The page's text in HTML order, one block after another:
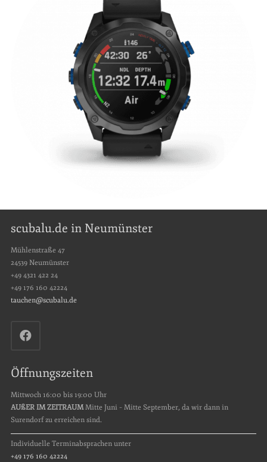
scubalu.de in Neumünster
Mühlenstraße 47
24539 Neumünster
+49 4321 422 24
+49 176 160 42224
tauchen@scubalu.de
Öffnungszeiten
Mittwoch 16:00 bis 19:00 Uhr
AUßER IM ZEITRAUMMitte Juni – Mitte September, da wir dann in
Surendorf zu erreichen sind.
Individuelle Terminabsprachen unter
+49 176 160 42224